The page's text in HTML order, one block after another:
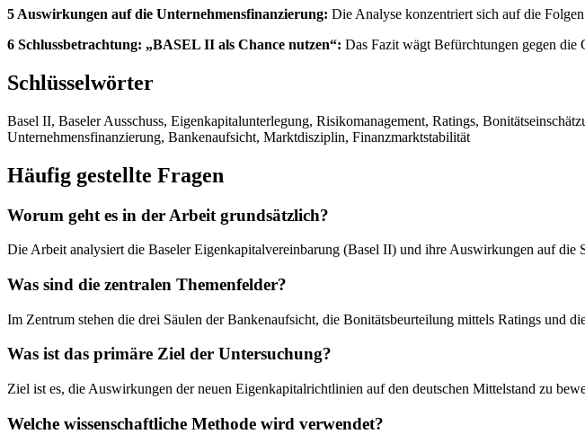
5 Auswirkungen auf die Unternehmensfinanzierung: Die Analyse konzentriert sich auf die
6 Schlussbetrachtung: „BASEL II als Chance nutzen“: Das Fazit wägt Befürchtungen gegen die
Schlüsselwörter
Basel II, Baseler Ausschuss, Eigenkapitalunterlegung, Risikomanagement, Ratings,
Unternehmensfinanzierung, Bankenaufsicht, Marktdisziplin, Finanzmarktstabilität
Häufig gestellte Fragen
Worum geht es in der Arbeit grundsätzlich?
Die Arbeit analysiert die Baseler Eigenkapitalvereinbarung (Basel II) und ihre Auswirkungen auf die
Was sind die zentralen Themenfelder?
Im Zentrum stehen die drei Säulen der Bankenaufsicht, die Bonitätsbeurteilung mittels Ratings und
Was ist das primäre Ziel der Untersuchung?
Ziel ist es, die Auswirkungen der neuen Eigenkapitalrichtlinien auf den deutschen Mittelstand zu
Welche wissenschaftliche Methode wird verwendet?